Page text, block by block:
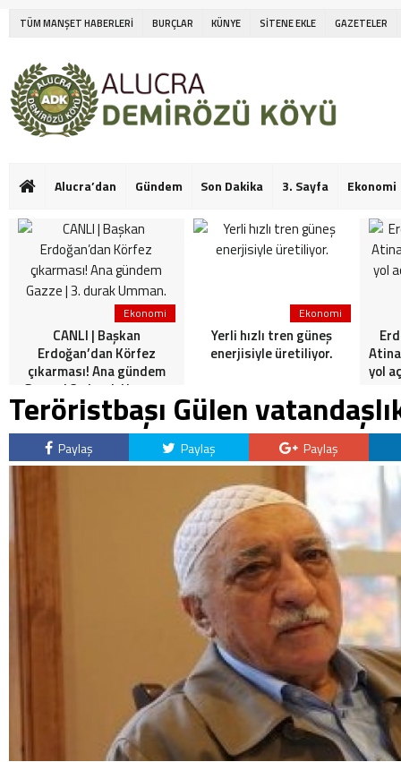
TÜM MANŞET HABERLERİ BURÇLAR KÜNYE SİTENE EKLE GAZETELER
Alucra’dan Gündem Son Dakika 3. Sayfa Ekonomi
Ekonomi
CANLI | Başkan
Erdoğan’dan Körfez
çıkarması! Ana gündem
Gazze | 3. durak Umman.
Ekonomi
Yerli hızlı tren güneş
enerjisiyle üretiliyor.
yol
Teröristbaşı Gülen
Paylaş Paylaş Paylaş